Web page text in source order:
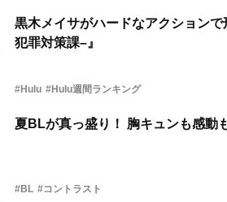
黒木メイサがハードなアクション
犯罪対策課–』
#Hulu #Hulu週間ランキング
夏BLが真っ盛り！ 胸キュンも感動
#BL #コントラスト